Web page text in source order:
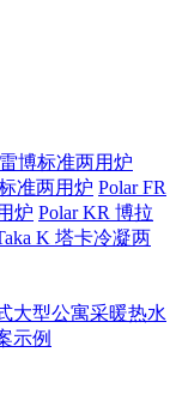
博标准两用炉
准两用炉 Polar FR
炉 Polar KR 博拉
K 塔卡冷凝两
大型公寓采暖热水
示例